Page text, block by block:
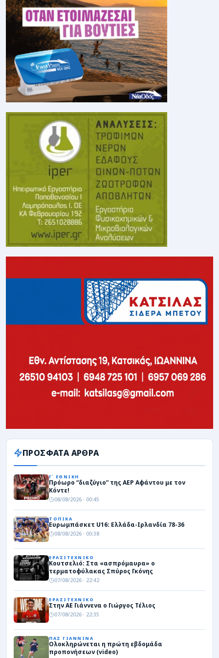
ΠΡΟΣΦΑΤΑ ΑΡΘΡΑ
Γ΄ ΕΘΝΙΚΗ
Πρόωρο “διαζύγιο” της ΑΕΡ Αφάντου με τον
Κόντε!
08/08/2026 · 00:45
ΤΟΠΙΚΑ
Ευρωμπάσκετ U16: Ελλάδα-Ιρλανδία 78-36
08/08/2026 · 00:38
ΕΡΑΣΙΤΕΧΝΙΚΟ
Κουτσελιό: Στα «ασπρόμαυρα» ο
τερματοφύλακας Σπύρος Γκόνης
07/08/2026 · 22:42
ΕΡΑΣΙΤΕΧΝΙΚΟ
Στην ΑΕ Γιάννενα ο Γιώργος Τέλιος
07/08/2026 · 22:35
ΠΑΣ ΓΙΑΝΝΙΝΑ
Ολοκληρώνεται η πρώτη εβδομάδα
προπονήσεων (video)